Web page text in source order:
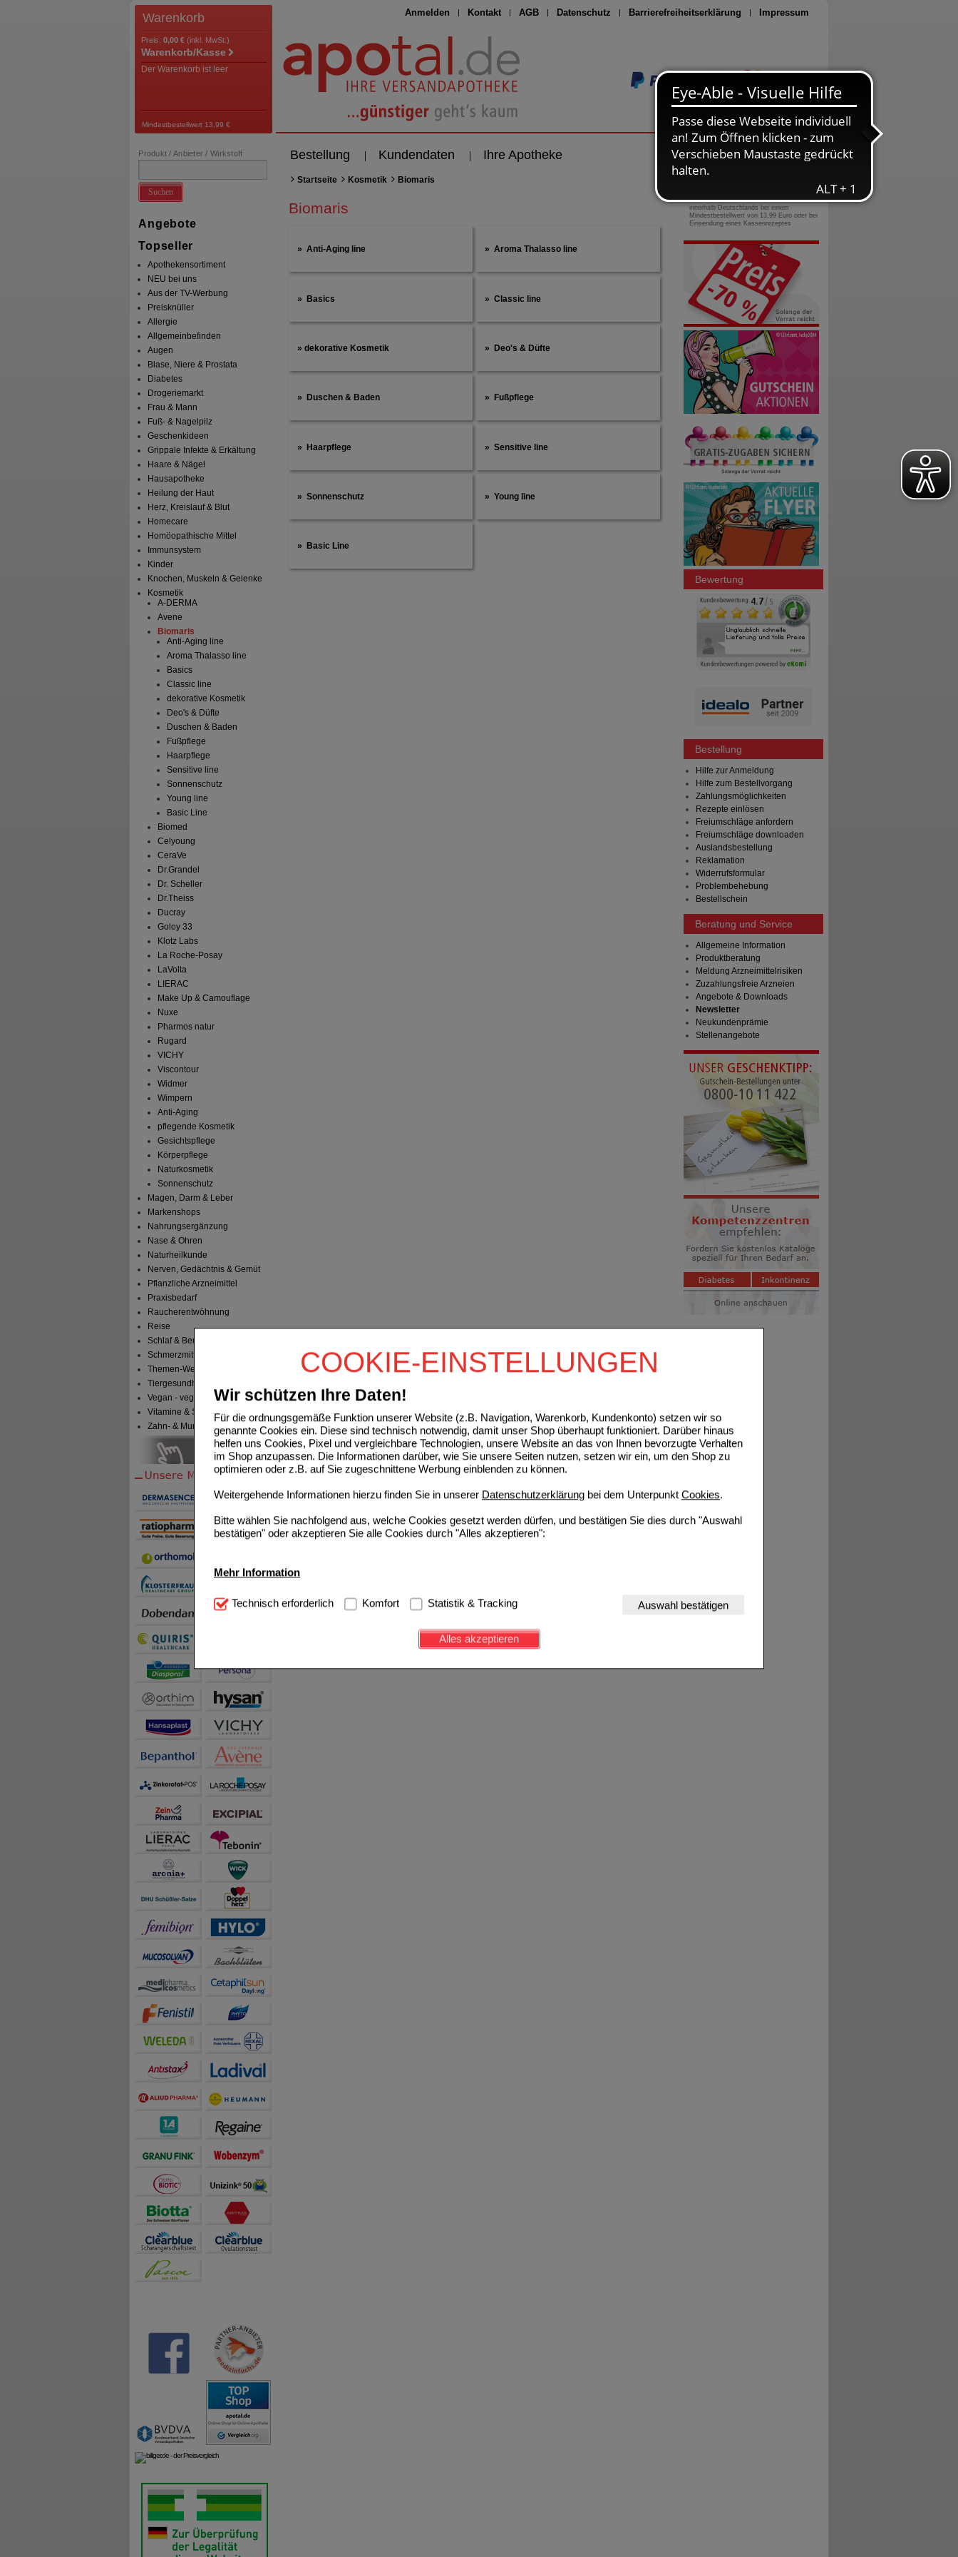
COOKIE-EINSTELLUNGEN
Wir schützen Ihre Daten!
Für die ordnungsgemäße Funktion unserer Website (z.B. Navigation, Warenkorb, Kundenkonto) setzen wir so
genannte Cookies ein. Diese sind technisch notwendig, damit unser Shop überhaupt funktioniert. Darüber hinaus
helfen uns Cookies, Pixel und vergleichbare Technologien, unsere Website an das von Ihnen bevorzugte Verhalten
im Shop anzupassen. Die Informationen darüber, wie Sie unsere Seiten nutzen, setzen wir ein, um den Shop zu
optimieren oder z.B. auf Sie zugeschnittene Werbung einblenden zu können.
Weitergehende Informationen hierzu finden Sie in unserer Datenschutzerklärung bei dem Unterpunkt Cookies.
Bitte wählen Sie nachfolgend aus, welche Cookies gesetzt werden dürfen, und bestätigen Sie dies durch "Auswahl
bestätigen" oder akzeptieren Sie alle Cookies durch "Alles akzeptieren":
Mehr Information
Technisch Notwendig: Hierbei handelt es sich um Cookies, die für die Grundfunktionen unserer Website
notwendig sind (z.B. Navigation, Warenkorb, Kundenkonto), weshalb auf diese nicht verzichtet werden kann.
Diese Cookies werden genutzt um das Einkaufserlebnis noch ansprechender zu gestalten,
beispielsweise für die Wiedererkennung des Besuchers oder unsere Seite an bevorzugte Verhaltensweisen (z.B.
Inhalte anzuzeigen und unser Partnerprogramm zu betreiben.
Statistik & Tracking:
auch die Werbung auf Drittseiten möglichst relevant für Sie zu gestalten. Bitte beachten Sie, dass Daten hierfür
teilweise an Dritte wie z.B. Google oder soziale Medien übertragen werden.
Technisch erforderlich Komfort Statistik & Tracking Auswahl bestätigen
Alles akzeptieren
Anmelden Kontakt AGB Datenschutz Barrierefreiheitserklärung Impressum
Seite drucken
Warenkorb
Preis: 0,00 € (inkl. MwSt.)
Warenkorb/Kasse
Der Warenkorb ist leer
Mindestbestellwert 13,99 €
Bestellung Kundendaten Ihre Apotheke
Produkt / Anbieter / Wirkstoff
Suchen
Angebote
Topseller
Apothekensortiment
NEU bei uns
Aus der TV-Werbung
Preisknüller
Allergie
Allgemeinbefinden
Augen
Blase, Niere & Prostata
Diabetes
Drogeriemarkt
Frau & Mann
Fuß- & Nagelpilz
Geschenkideen
Grippale Infekte & Erkältung
Haare & Nägel
Hausapotheke
Heilung der Haut
Herz, Kreislauf & Blut
Homecare
Homöopathische Mittel
Immunsystem
Kinder
Knochen, Muskeln & Gelenke
Kosmetik
A-DERMA
Avene
Biomaris
Anti-Aging line
Aroma Thalasso line
Basics
Classic line
dekorative Kosmetik
Deo's & Düfte
Duschen & Baden
Fußpflege
Haarpflege
Sensitive line
Sonnenschutz
Young line
Basic Line
Biomed
Celyoung
CeraVe
Dr.Grandel
Dr. Scheller
Dr.Theiss
Ducray
Goloy 33
Klotz Labs
La Roche-Posay
LaVolta
LIERAC
Make Up & Camouflage
Nuxe
Pharmos natur
Rugard
VICHY
Viscontour
Widmer
Wimpern
Anti-Aging
pflegende Kosmetik
Gesichtspflege
Körperpflege
Naturkosmetik
Sonnenschutz
Magen, Darm & Leber
Markenshops
Nahrungsergänzung
Nase & Ohren
Naturheilkunde
Nerven, Gedächtnis & Gemüt
Pflanzliche Arzneimittel
Praxisbedarf
Raucherentwöhnung
Reise
Schlaf & Beruhigung
Schmerzmittel
Themen-Welten
Tiergesundheit & Tierbedarf
Vegan - vegetarisch
Vitamine & Sport
Zahn- & Mundpflege
Startseite Kosmetik Biomaris
Biomaris
Anti-Aging line Aroma Thalasso line
Basics Classic line
dekorative Kosmetik Deo's & Düfte
Duschen & Baden Fußpflege
Haarpflege Sensitive line
Sonnenschutz Young line
Basic Line
0800-10 11 422
gebührenfreie Rufnummer
innerhalb Deutschlands bei einem
Mindestbestellwert von 13,99 Euro oder bei
Einsendung eines Kassenrezeptes
Bewertung
Bestellung
Hilfe zur Anmeldung
Hilfe zum Bestellvorgang
Zahlungsmöglichkeiten
Rezepte einlösen
Freiumschläge anfordern
Freiumschläge downloaden
Auslandsbestellung
Reklamation
Widerrufsformular
Problembehebung
Bestellschein
Beratung und Service
Allgemeine Information
Produktberatung
Meldung Arzneimittelrisiken
Zuzahlungsfreie Arzneien
Angebote & Downloads
Newsletter
Neukundenprämie
Stellenangebote